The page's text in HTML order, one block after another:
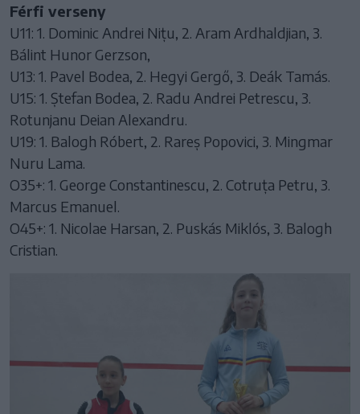
Férfi verseny
U11: 1. Dominic Andrei Nițu, 2. Aram Ardhaldjian, 3.
Bálint Hunor Gerzson,
U13: 1. Pavel Bodea, 2. Hegyi Gergő, 3. Deák Tamás.
U15: 1. Ștefan Bodea, 2. Radu Andrei Petrescu, 3.
Rotunjanu Deian Alexandru.
U19: 1. Balogh Róbert, 2. Rareș Popovici, 3. Mingmar
Nuru Lama.
O35+: 1. George Constantinescu, 2. Cotruța Petru, 3.
Marcus Emanuel.
O45+: 1. Nicolae Harsan, 2. Puskás Miklós, 3. Balogh
Cristian.